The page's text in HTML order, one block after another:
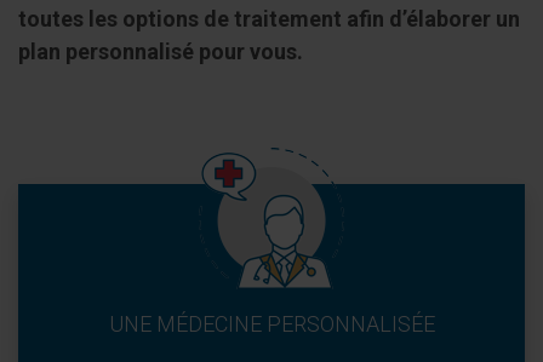
toutes les options de traitement afin d’élaborer un
plan personnalisé pour vous.
UNE MÉDECINE PERSONNALISÉE